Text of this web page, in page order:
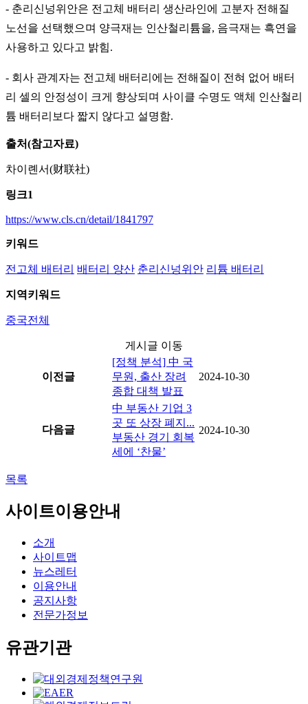
- 춘리신넝위안은 전고체 배터리 생산라인에 고분자 전해질
노선을 선택했으며 양극재는 인산철리튬을, 음극재는 흑연을
사용하고 있다고 밝힘.
- 회사 관계자는 전고체 배터리에는 전해질이 전혀 없어 배터
리 셀의 안정성이 크게 향상되며 사이클 수명도 액체 인산철리
튬 배터리보다 짧지 않다고 설명함.
출처(참고자료)
차이롄서(财联社)
링크1
https://www.cls.cn/detail/1841797
키워드
전고체 배터리 배터리 양산 춘리신넝위안 리튬 배터리
지역키워드
중국전체
게시글 이동
이전글
[정책 분석] 中 국
무원, 출산 장려
종합 대책 발표
2024-10-30
다음글
中 부동산 기업 3
곳 또 상장 폐지...
부동산 경기 회복
세에 ‘찬물’
2024-10-30
목록
사이트이용안내
소개
사이트맵
뉴스레터
이용안내
공지사항
전문가정보
유관기관